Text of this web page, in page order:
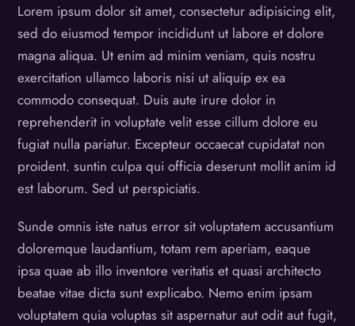
Lorem ipsum dolor sit amet, consectetur adipisicing elit,
sed do eiusmod tempor incididunt ut labore et dolore
magna aliqua. Ut enim ad minim veniam, quis nostru
exercitation ullamco laboris nisi ut aliquip ex ea
commodo consequat. Duis aute irure dolor in
reprehenderit in voluptate velit esse cillum dolore eu
fugiat nulla pariatur. Excepteur occaecat cupidatat non
proident. suntin culpa qui officia deserunt mollit anim id
est laborum. Sed ut perspiciatis.
Sunde omnis iste natus error sit voluptatem accusantium
doloremque laudantium, totam rem aperiam, eaque
ipsa quae ab illo inventore veritatis et quasi architecto
beatae vitae dicta sunt explicabo. Nemo enim ipsam
voluptatem quia voluptas sit aspernatur aut odit aut fugit,